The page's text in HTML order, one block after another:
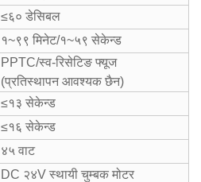
≤६० डेसिबल
१~९९ मिनेट/१~५९ सेकेन्ड
PPTC/स्व-रिसेटिङ फ्यूज
(प्रतिस्थापन आवश्यक छैन)
≤१३ सेकेन्ड
≤१६ सेकेन्ड
४५ वाट
DC २४V स्थायी चुम्बक मोटर